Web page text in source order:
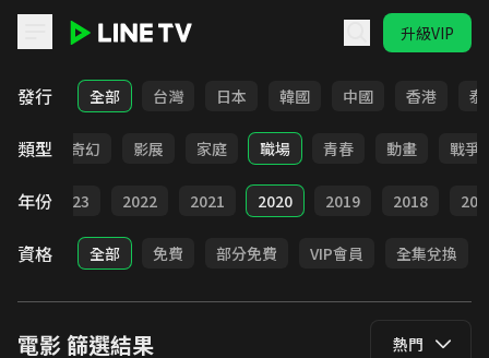
升級VIP
LINE TV - 電影
發行 全部 台灣 日本 韓國 中國 香港 泰
類型
懸疑 奇幻 影展 家庭 職場 青春 動畫 戰爭
年份 2023 2022 2021 2020 2019 2018
資格 全部 免費 部分免費 VIP會員 全集兌換
電影篩選結果 熱門